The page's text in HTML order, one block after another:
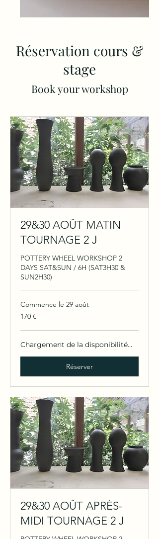
Réservation cours &
stage
Book your workshop
29&30 AOÛT MATIN
TOURNAGE 2 J
POTTERY WHEEL WORKSHOP 2
DAYS SAT&SUN / 6H (SAT3H30 &
SUN2H30)
Commence le 29 août
170
euros
170 €
Chargement de la disponibilité...
Réserver
29&30 AOÛT APRÈS-
MIDI TOURNAGE 2 J